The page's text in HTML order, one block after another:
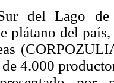
del Lago de
plátano del
4.000